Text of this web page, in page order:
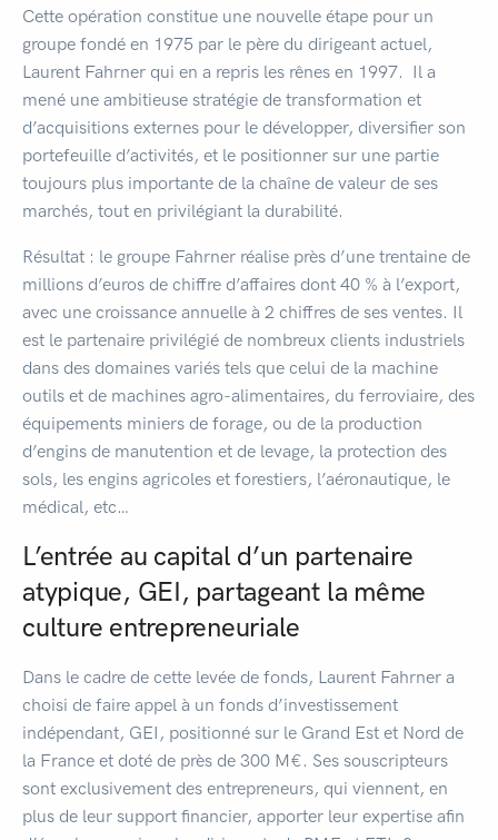
Cette opération constitue une nouvelle étape pour un
groupe fondé en 1975 par le père du dirigeant actuel,
Laurent Fahrner qui en a repris les rênes en 1997. Il a
mené une ambitieuse stratégie de transformation et
d’acquisitions externes pour le développer, diversifier son
portefeuille d’activités, et le positionner sur une partie
toujours plus importante de la chaîne de valeur de ses
marchés, tout en privilégiant la durabilité.
Résultat : le groupe Fahrner réalise près d’une trentaine de
millions d’euros de chiffre d’affaires dont 40 % à l’export,
avec une croissance annuelle à 2 chiffres de ses ventes. Il
est le partenaire privilégié de nombreux clients industriels
dans des domaines variés tels que celui de la machine
outils et de machines agro-alimentaires, du ferroviaire, des
équipements miniers de forage, ou de la production
d’engins de manutention et de levage, la protection des
sols, les engins agricoles et forestiers, l’aéronautique, le
médical, etc…
L’entrée au capital d’un partenaire
atypique, GEI, partageant la même
culture entrepreneuriale
Dans le cadre de cette levée de fonds, Laurent Fahrner a
choisi de faire appel à un fonds d’investissement
indépendant, GEI, positionné sur le Grand Est et Nord de
la France et doté de près de 300 M€. Ses souscripteurs
sont exclusivement des entrepreneurs, qui viennent, en
plus de leur support financier, apporter leur expertise afin